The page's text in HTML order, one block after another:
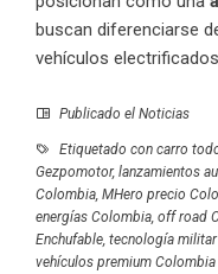
buscan diferenciarse
vehículos
Publicado el Noticias
Etiquetado con carro
Gezpomotor, lanzamientos
Colombia MHero precio
energías Colombia off road
Enchufable tecnología
vehículos premium Colombia